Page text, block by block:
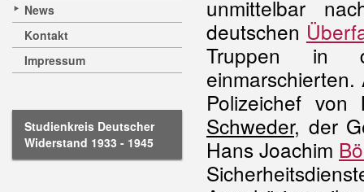
News
Kontakt
Impressum
Studienkreis Deutscher
Widerstand 1933 - 1945
unmittelbar
deutschen
Truppen in
Polizeichef
Schweder, der
Hans Joachim